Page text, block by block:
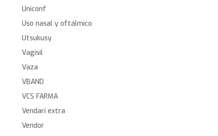
Uniconf
Uso nasal y oftálmico
Utsukusy
Vagisil
Vaza
VBAND
VCS FARMA
Vendarí extra
Vendor